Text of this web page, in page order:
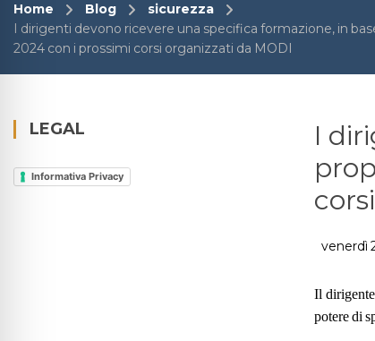
Blog e info
Home Blog
sicurezza
I dirigenti devono ricevere una specifica formazione, in
2024 con i prossimi corsi organizzati da MODI
I
venerdì
Il
potere di
LEGAL
Informativa Privacy